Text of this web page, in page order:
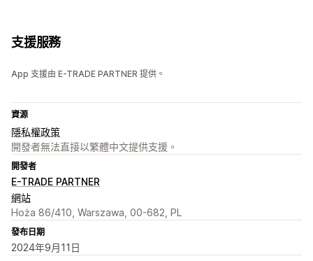
支援服務
App 支援由 E-TRADE PARTNER 提供。
資源
隱私權政策
開發者無法直接以繁體中文提供支援。
開發者
E-TRADE PARTNER
網站
Hoża 86/410, Warszawa, 00-682, PL
發布日期
2024年9月11日